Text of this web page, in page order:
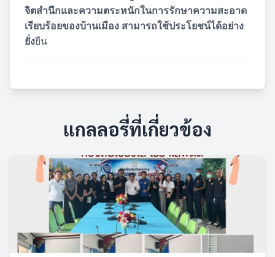
จิตสำนึกและความตระหนักในการรักษาความสะอาด
เรียบร้อยของบ้านเมือง สามารถใช้ประโยชน์ได้อย่าง
ยั่งยืน
แกลลอรี่ที่เกี่ยวข้อง